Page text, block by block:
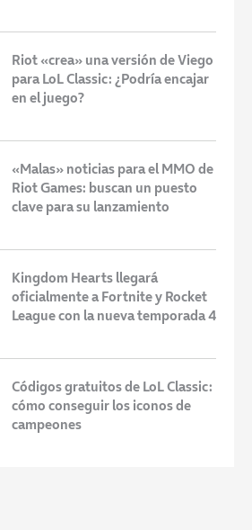
Riot «crea» una versión de Viego
para LoL Classic: ¿Podría encajar
en el juego?
«Malas» noticias para el MMO de
Riot Games: buscan un puesto
clave para su lanzamiento
Kingdom Hearts llegará
oficialmente a Fortnite y Rocket
League con la nueva temporada 4
Códigos gratuitos de LoL Classic:
cómo conseguir los iconos de
campeones